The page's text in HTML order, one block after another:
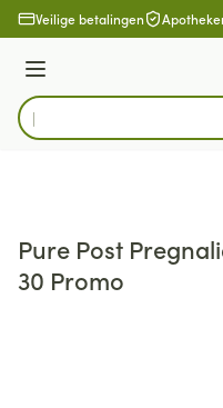
Ga naar de inhoud
Veilige betalingen
Menu
Product, merk, categorie...
Pure Post
30 Promo